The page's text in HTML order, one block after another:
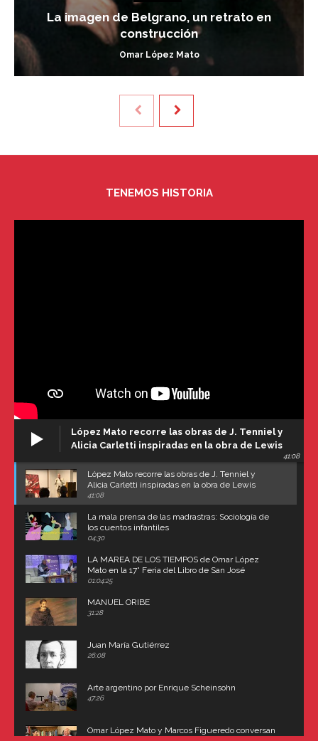
La imagen de Belgrano, un retrato en
construcción
Omar López Mato
TENEMOS HISTORIA
López Mato recorre las obras de J. Tenniel y
Alicia Carletti inspiradas en la obra de Lewis
41:08
López Mato recorre las obras de J. Tenniel y
Alicia Carletti inspiradas en la obra de Lewis
Carroll
41:08
La mala prensa de las madrastras: Sociología de
los cuentos infantiles
04:30
LA MAREA DE LOS TIEMPOS de Omar López
Mato en la 17° Feria del Libro de San José
(Uruguay)
01:04:25
MANUEL ORIBE
31:28
Juan María Gutiérrez
26:08
Arte argentino por Enrique Scheinsohn
47:26
Omar López Mato y Marcos Figueredo conversan